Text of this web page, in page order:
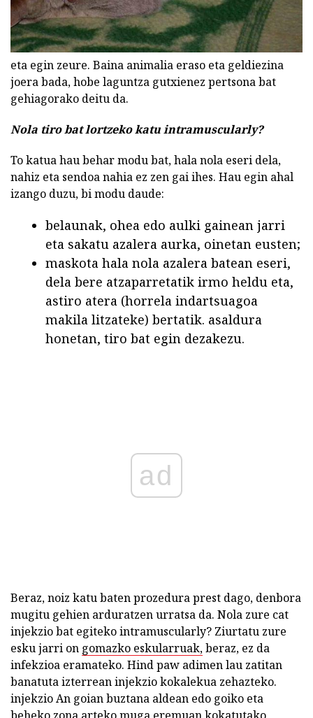
eta egin zeure. Baina animalia eraso eta geldiezina
joera bada, hobe laguntza gutxienez pertsona bat
gehiagorako deitu da.
Nola tiro bat lortzeko katu intramuscularly?
To katua hau behar modu bat, hala nola eseri dela,
nahiz eta sendoa nahia ez zen gai ihes. Hau egin ahal
izango duzu, bi modu daude:
belaunak, ohea edo aulki gainean jarri
eta sakatu azalera aurka, oinetan eusten;
maskota hala nola azalera batean eseri,
dela bere atzaparretatik irmo heldu eta,
astiro atera (horrela indartsuagoa
makila litzateke) bertatik. asaldura
honetan, tiro bat egin dezakezu.
ad
Beraz, noiz katu baten prozedura prest dago, denbora
mugitu gehien arduratzen urratsa da. Nola zure cat
injekzio bat egiteko intramuscularly? Ziurtatu zure
esku jarri on gomazko eskularruak,beraz, ez da
infekzioa eramateko. Hind paw adimen lau zatitan
banatuta izterrean injekzio kokalekua zehazteko.
injekzio An goian buztana aldean edo goiko eta